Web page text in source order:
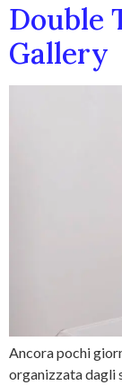
Double
Gallery
Ancora pochi
organizzata dagli